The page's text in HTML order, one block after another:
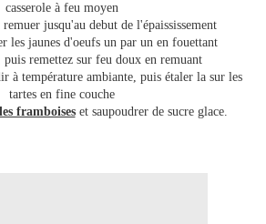
casserole à feu moyen
jusqu'au debut de l'épaississement
les jaunes d'oeufs un par un en fouettant
puis remettez sur feu doux en remuant
à température ambiante, puis étaler la sur les
tartes en fine couche
framboiseset saupoudrer de sucre glace.